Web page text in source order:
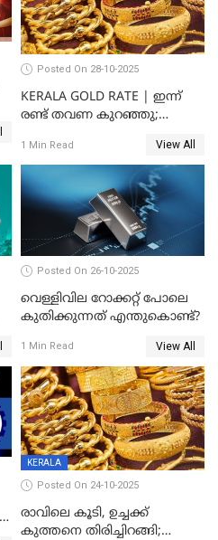
Posted On 28-10-2025
KERALA GOLD RATE | ഇന്ന്
രണ്ട് തവണ കുറഞ്ഞു;
1800 രൂപ
1 Min Read View All
Posted On 26-10-2025
വെള്ളിവില റോക്കറ്റ് പോലെ
കുതിക്കുന്നത് എന്തുകൊണ്ട്?
1 Min Read View All
KERALA
Posted On 24-10-2025
രാവിലെ കൂടി, ഉച്ചക്ക്
കുത്തനെ തിരിച്ചിറങ്ങി;